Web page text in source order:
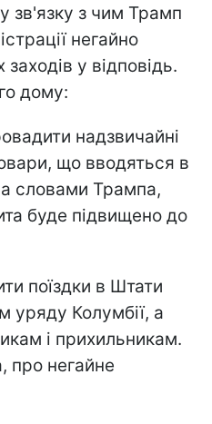
зв'язку з чим Трамп
негайно
у відповідь.
дому:
надзвичайні
що вводяться в
словами Трампа,
буде підвищено до
поїздки в Штати
уряду Колумбії, а
і прихильникам.
про негайне